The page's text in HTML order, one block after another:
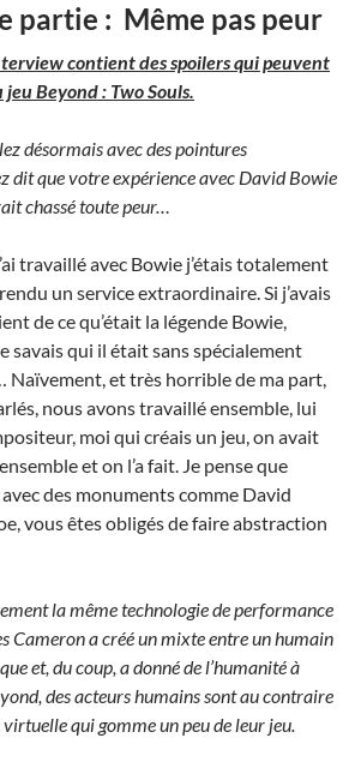
partie : Même pas peur
contient des spoilers qui peuvent
Beyond : Two Souls.
désormais avec des pointures
dit que votre expérience avec David Bowie
chassé toute peur…
travaillé avec Bowie j’étais totalement
un service extraordinaire. Si j’avais
de ce qu’était la légende Bowie,
savais qui il était sans spécialement
et très horrible de ma part,
nous avons travaillé ensemble, lui
moi qui créais un jeu, on avait
et on l’a fait. Je pense que
des monuments comme David
vous êtes obligés de faire abstraction
la même technologie de performance
Cameron a créé un mixte entre un humain
et, du coup, a donné de l’humanité à
des acteurs humains sont au contraire
virtuelle qui gomme un peu de leur jeu.